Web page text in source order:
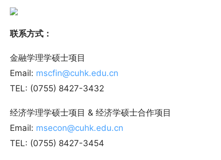
联系方式：
金融学理学硕士项目
Email: mscfin@cuhk.edu.cn
TEL: (0755) 8427-3432
经济学理学硕士项目 & 经济学硕士合作项目
Email: msecon@cuhk.edu.cn
TEL: (0755) 8427-3454